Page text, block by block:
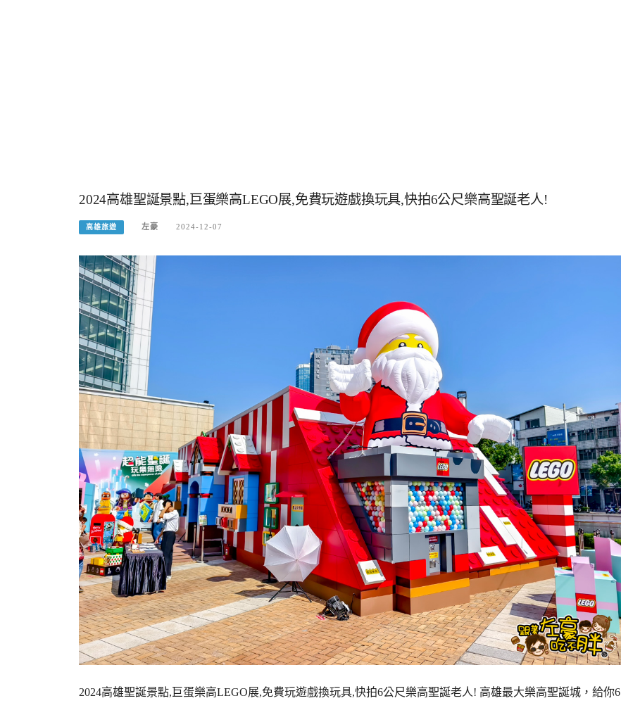
2024高雄聖誕景點,巨蛋樂高LEGO展,免費玩遊戲換玩具,快拍6公尺樂高聖誕老人!
高雄旅遊 左豪 2024-12-07
2024高雄聖誕景點,巨蛋樂高LEGO展,免費玩遊戲換玩具,快拍6公尺樂高聖誕老人! 高雄最大樂高聖誕城，給你6